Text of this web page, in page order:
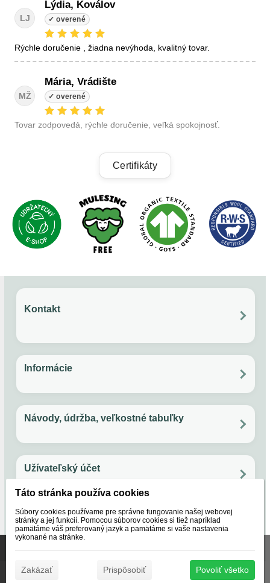
LJ
Lýdia, Koválov
Rýchle doručenie , žiadna nevýhoda, kvalitný tovar.
MŽ
Mária, Vrádište
Tovar zodpovedá, rýchle doručenie, veľká spokojnosť.
Linda, Veľký Krtíš
+ kvalitné výrobky, + výhodné ceny, +rýchle dodanie.
AB
Alzbeta, Zatin
Overený zákazník
Rýchlosť.
AĎ
Andrea, Gbely
Fero, Bratislava
rychlo.
Certifikáty
Kontakt
Email: papuckaren@gmail.com
Informácie
Všetko o nákupe
Ochrana súkromia
Návody, údržba, veľkostné tabuľky
Údržba ovčej vlny
Ako používať guličky do sušičky na bielizeň
Užívateľský účet
Objednávky
Nastavenie účtu
Reklamácie
O nás
Naše značky
© Papučkáreň s.r.o. 2020 - 2026 |Prihlásiť
poskytovať služby. Používaním našich služieb vyjadrujete
súhlas s používaním súborov cookies.
Viac informácií
✖
Táto stránka používa cookies
Súbory cookies používame pre správne fungovanie našej webovej
stránky a jej funkcií. Pomocou súborov cookies si tiež napríklad
pamätáme váš preferovaný jazyk a pamätáme si vaše nastavenia
vykonané na stránke.
Zakázať Prispôsobiť Povoliť všetko